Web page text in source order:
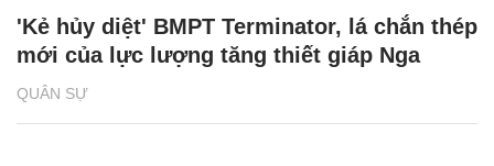
QUÂN SỰ
'Kẻ hủy diệt' BMPT Terminator, lá chắn thép
mới của lực lượng tăng thiết giáp Nga